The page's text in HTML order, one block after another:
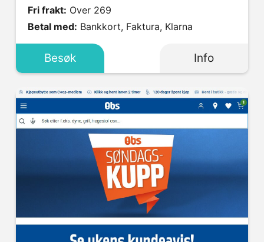
Fri frakt: Over 269
Betal med: Bankkort, Faktura, Klarna
Besøk Info